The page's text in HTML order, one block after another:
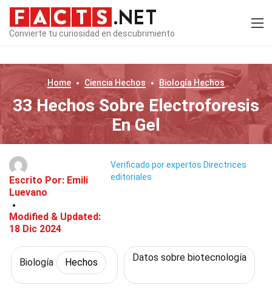
Convierte tu curiosidad en descubrimiento
Home Ciencia Hechos Biología Hechos
33 Hechos Sobre Electroforesis
En Gel
Escrito Por: Emili
Luevano
Modified & Updated:
18 Dic 2024
Verificado por expertos Directrices
editoriales
Biología Hechos Datos sobre biotecnología